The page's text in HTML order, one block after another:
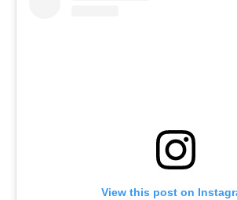
View this post on